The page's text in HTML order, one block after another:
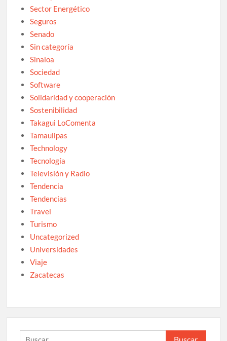
Sector Energético
Seguros
Senado
Sin categoría
Sinaloa
Sociedad
Software
Solidaridad y cooperación
Sostenibilidad
Takagui LoComenta
Tamaulipas
Technology
Tecnología
Televisión y Radio
Tendencia
Tendencias
Travel
Turismo
Uncategorized
Universidades
Viaje
Zacatecas
Buscar: